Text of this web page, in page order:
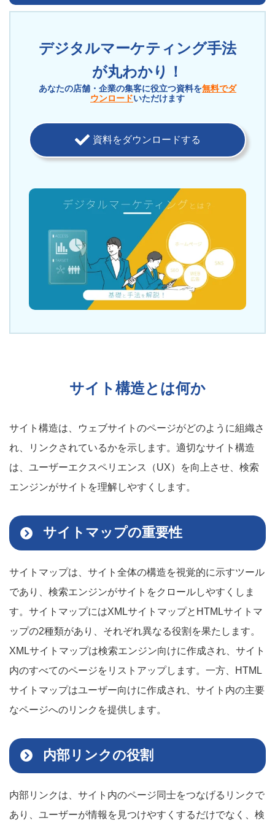
デジタルマーケティング手法
が丸わかり！
あなたの店舗・企業の集客に役立つ資料を無料でダ
ウンロードいただけます
資料をダウンロードする
サイト構造とは何か
サイト構造は、ウェブサイトのページがどのように組織さ
れ、リンクされているかを示します。適切なサイト構造
は、ユーザーエクスペリエンス（UX）を向上させ、検索
エンジンがサイトを理解しやすくします。
サイトマップの重要性
サイトマップは、サイト全体の構造を視覚的に示すツール
であり、検索エンジンがサイトをクロールしやすくしま
す。サイトマップにはXMLサイトマップとHTMLサイトマ
ップの2種類があり、それぞれ異なる役割を果たします。
XMLサイトマップは検索エンジン向けに作成され、サイト
内のすべてのページをリストアップします。一方、HTML
サイトマップはユーザー向けに作成され、サイト内の主要
なページへのリンクを提供します。
内部リンクの役割
内部リンクは、サイト内のページ同士をつなげるリンクで
あり、ユーザーが情報を見つけやすくするだけでなく、検